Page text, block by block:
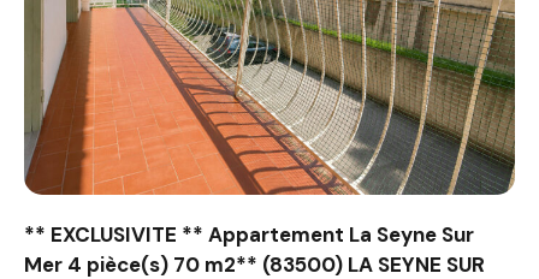
** EXCLUSIVITE ** Appartement La Seyne Sur
Mer 4 pièce(s) 70 m2** (83500) LA SEYNE SUR